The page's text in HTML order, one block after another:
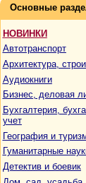
Основные
НОВИНКИ
Автотранспорт
Архитектура,
Аудиокниги
Бизнес, деловая
Бухгалтерия,
учет
География и
Гуманитарные
Детектив и боевик